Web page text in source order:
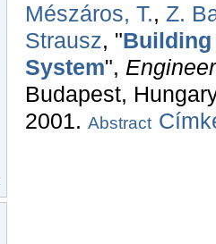
Mészáros, T., Z.
Strausz, "Building
System",
Budapest,
2001. Abstract